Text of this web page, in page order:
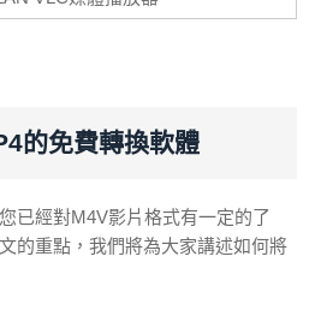
的免費轉換軟體
已經對M4V影片格式有一定的了
的重點，我們將為大家講述如何將